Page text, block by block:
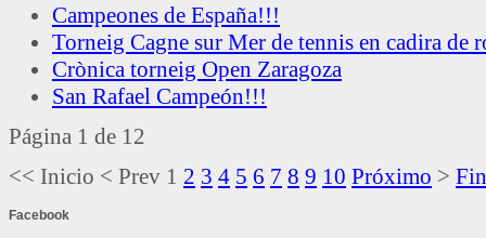
Campeones de España!!!
Torneig Cagne sur Mer de tennis en cadira de
Crònica torneig Open Zaragoza
San Rafael Campeón!!!
Página 1 de 12
<< Inicio < Prev 1 2 3 4 5 6 7 8 9 10 Próximo > Fin
Facebook